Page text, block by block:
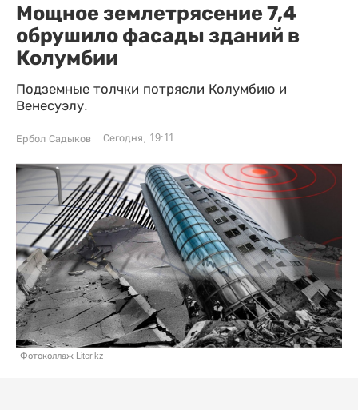
Мощное землетрясение 7,4
обрушило фасады зданий в
Колумбии
Подземные толчки потрясли Колумбию и
Венесуэлу.
Ербол Садыков Сегодня, 19:11
Фотоколлаж Liter.kz